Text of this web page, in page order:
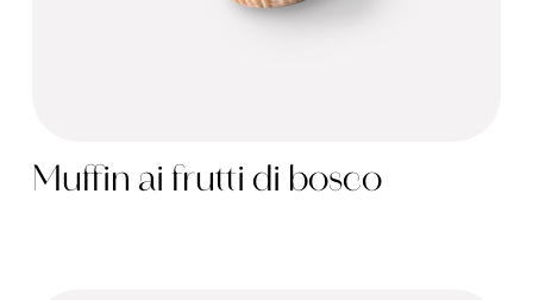
Muffin ai frutti di bosco